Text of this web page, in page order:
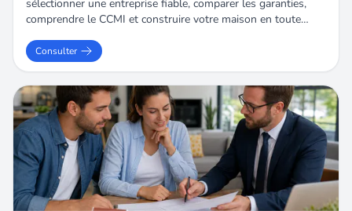
SAS I@D France immatriculé au RSAC de
Limoges sous le numéro 943068924, titulaire de
la carte de démarchage immobilier pour le compte
de la société I@D France SAS.
sélectionner une entreprise fiable, comparer les garanties,
comprendre le CCMI et construire votre maison en toute
Consulter